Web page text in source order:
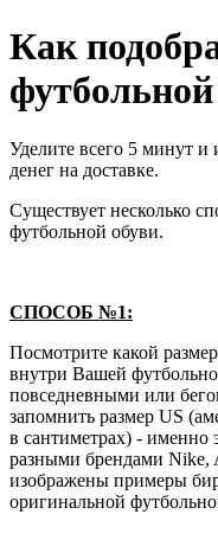
Как
Уделите всего 5 минут и
денег на доставке.
Существует несколько
футбольной обуви.
СПОСОБ №1:
Посмотрите какой
внутри Вашей
повседневными или
запомнить размер US
в сантиметрах) - именно
разными брендами Nike,
изображены примеры
оригинальной